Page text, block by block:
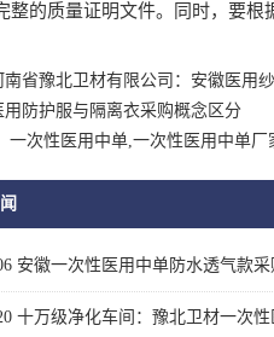
整的质量证明文件。同时，要
南省豫北卫材有限公司：安徽医用
用防护服与隔离衣采购概念区分
一次性医用中单,一次性医用中单厂
安徽一次性医用中单防水透气款
十万级净化车间：豫北卫材一次性